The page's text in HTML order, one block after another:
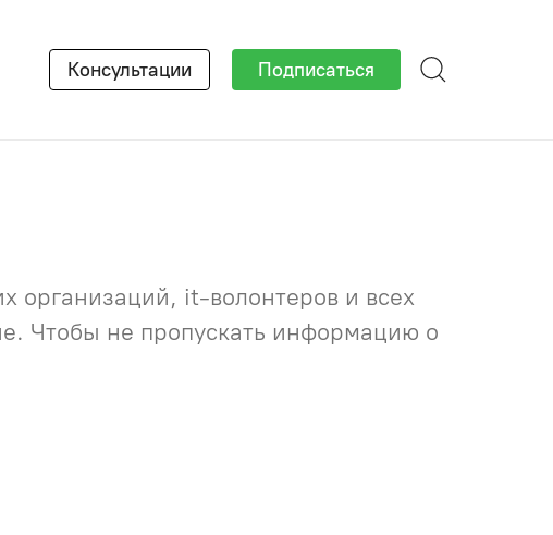
Консультации Подписаться
организаций, it-волонтеров и всех
Чтобы не пропускать информацию о